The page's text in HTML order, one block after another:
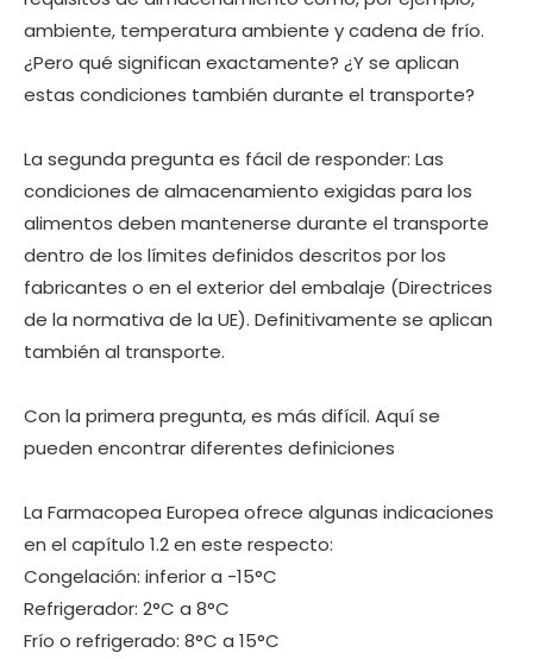
ambiente, temperatura ambiente y cadena de frío.
¿Pero qué significan exactamente? ¿Y se aplican
estas condiciones también durante el transporte?
La segunda pregunta es fácil de responder: Las
condiciones de almacenamiento exigidas para los
alimentos deben mantenerse durante el transporte
dentro de los límites definidos descritos por los
fabricantes o en el exterior del embalaje (Directrices
de la normativa de la UE). Definitivamente se aplican
también al transporte.
Con la primera pregunta, es más difícil. Aquí se
pueden encontrar diferentes definiciones
La Farmacopea Europea ofrece algunas indicaciones
en el capítulo 1.2 en este respecto:
Congelación: inferior a -15°C
Refrigerador: 2°C a 8°C
Frío o refrigerado: 8°C a 15°C